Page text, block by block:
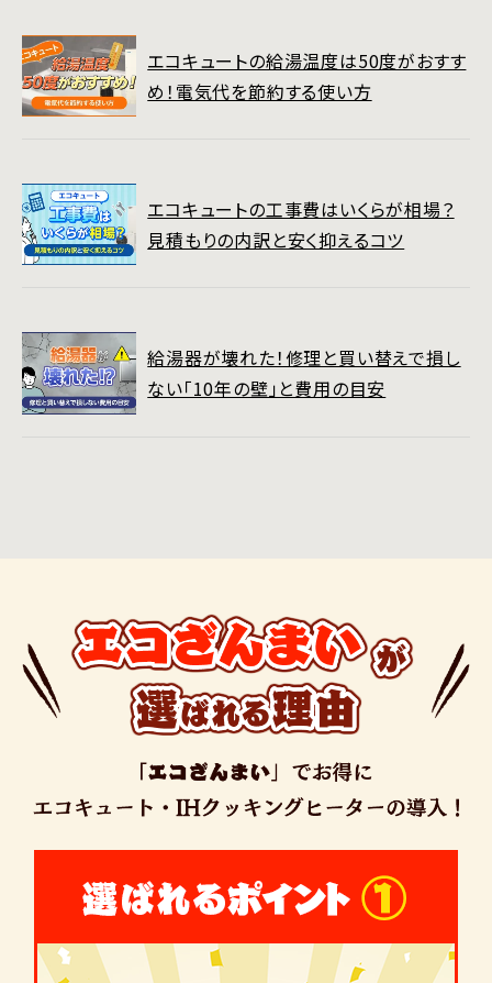
エコキュートの給湯温度は50度がおすす
め！電気代を節約する使い方
エコキュートの工事費はいくらが相場？
見積もりの内訳と安く抑えるコツ
給湯器が壊れた！修理と買い替えで損し
ない「10年の壁」と費用の目安